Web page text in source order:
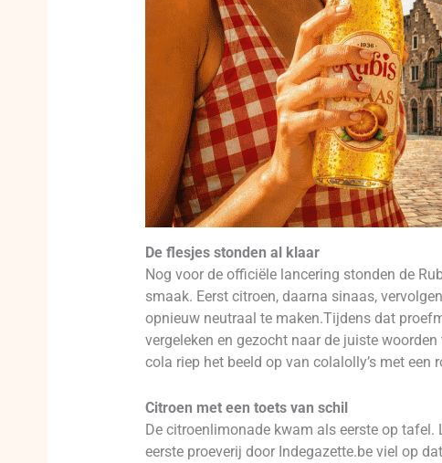
De flesjes stonden al klaar
Nog voor de officiële lancering stonden de
smaak. Eerst citroen, daarna sinaas,
opnieuw neutraal te maken.Tijdens dat
vergeleken en gezocht naar de juiste
cola riep het beeld op van colalolly’s met
Citroen met een toets van schil
De citroenlimonade kwam als eerste op tafel.
eerste proeverij door Indegazette.be viel op